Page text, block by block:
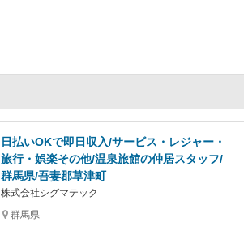
日払いOKで即日収入/サービス・レジャー・
旅行・娯楽その他/温泉旅館の仲居スタッフ/
群馬県/吾妻郡草津町
株式会社シグマテック
群馬県